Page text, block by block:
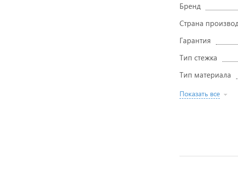
Бренд
Страна
Гарантия
Тип стежка
Тип материала
Показать все